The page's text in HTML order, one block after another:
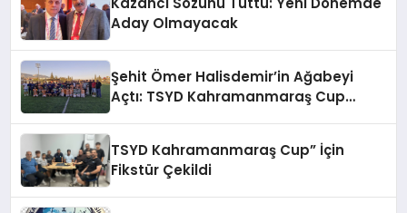
Aday Olmayacak
Şehit Ömer Halisdemir’in Ağabeyi
Açtı: TSYD Kahramanmaraş Cup
TSYD Kahramanmaraş Cup” İçin
Fikstür Çekildi